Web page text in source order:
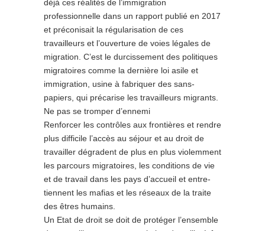
déjà ces réalités de l’immigration
professionnelle dans un rapport publié en 2017
et préconisait la régularisation de ces
travailleurs et l’ouverture de voies légales de
migration. C’est le durcissement des politiques
migratoires comme la dernière loi asile et
immigration, usine à fabriquer des sans-
papiers, qui précarise les travailleurs migrants.
Ne pas se tromper d’ennemi
Renforcer les contrôles aux frontières et rendre
plus difficile l’accès au séjour et au droit de
travailler dégradent de plus en plus violemment
les parcours migratoires, les conditions de vie
et de travail dans les pays d’accueil et entre-
tiennent les mafias et les réseaux de la traite
des êtres humains.
Un Etat de droit se doit de protéger l’ensemble